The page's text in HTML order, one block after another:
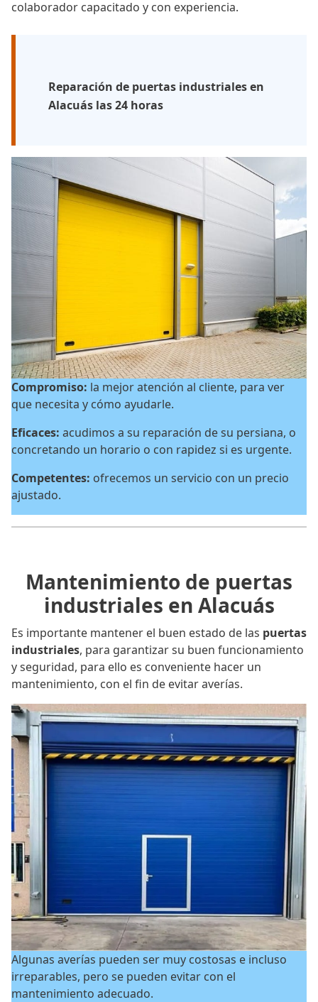
colaborador capacitado y con experiencia.
Reparación de puertas industriales en
Alacuás las 24 horas
Compromiso: la mejor atención al cliente, para ver
que necesita y cómo ayudarle.
Eficaces: acudimos a su reparación de su persiana, o
concretando un horario o con rapidez si es urgente.
Competentes: ofrecemos un servicio con un precio
ajustado.
Mantenimiento de puertas
industriales en Alacuás
Es importante mantener el buen estado de las puertas
industriales, para garantizar su buen funcionamiento
y seguridad, para ello es conveniente hacer un
mantenimiento, con el fin de evitar averías.
Algunas averías pueden ser muy costosas e incluso
irreparables, pero se pueden evitar con el
mantenimiento adecuado.